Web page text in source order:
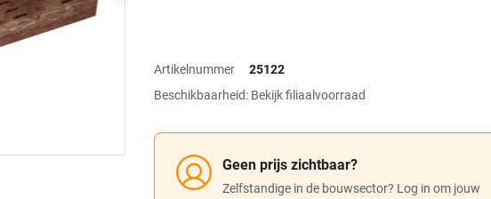
Artikelnummer
25122
Beschikbaarheid: Bekijk filiaalvoorraad
Geen prijs zichtbaar?
Zelfstandige in de bouwsector? Log in om jouw